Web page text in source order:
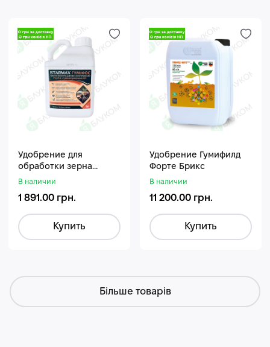
Удобрение для
обработки зерна
Стармакс Гумифос
В наличии
1 891.00 грн.
Купить
Удобрение Гумифилд
Форте Брикс
В наличии
11 200.00 грн.
Купить
Більше товарів